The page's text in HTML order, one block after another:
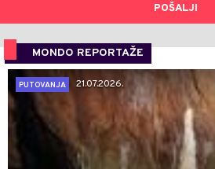
POŠALJI
MONDO REPORTAŽE
PUTOVANJA
21.07.2026.